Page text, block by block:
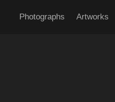
Photographs Artworks